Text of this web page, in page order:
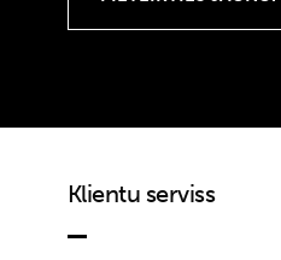
Klientu serviss